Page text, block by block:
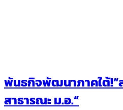
พันธกิจพัฒนาภาคใต้!“
สาธารณะ ม.อ.”